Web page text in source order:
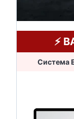
⚡️
Система